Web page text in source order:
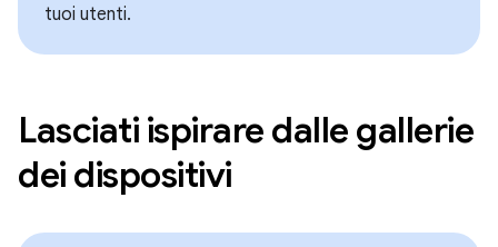
tuoi utenti.
Lasciati ispirare dalle gallerie
dei dispositivi